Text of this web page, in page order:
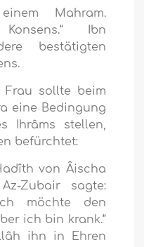
Mahram.
Ibn
bestätigten
Frau sollte beim
eine Bedingung
Ihrâms stellen,
befürchtet:
von Âischa
Zubair sagte:
möchte den
ich bin krank.“
ihn in Ehren